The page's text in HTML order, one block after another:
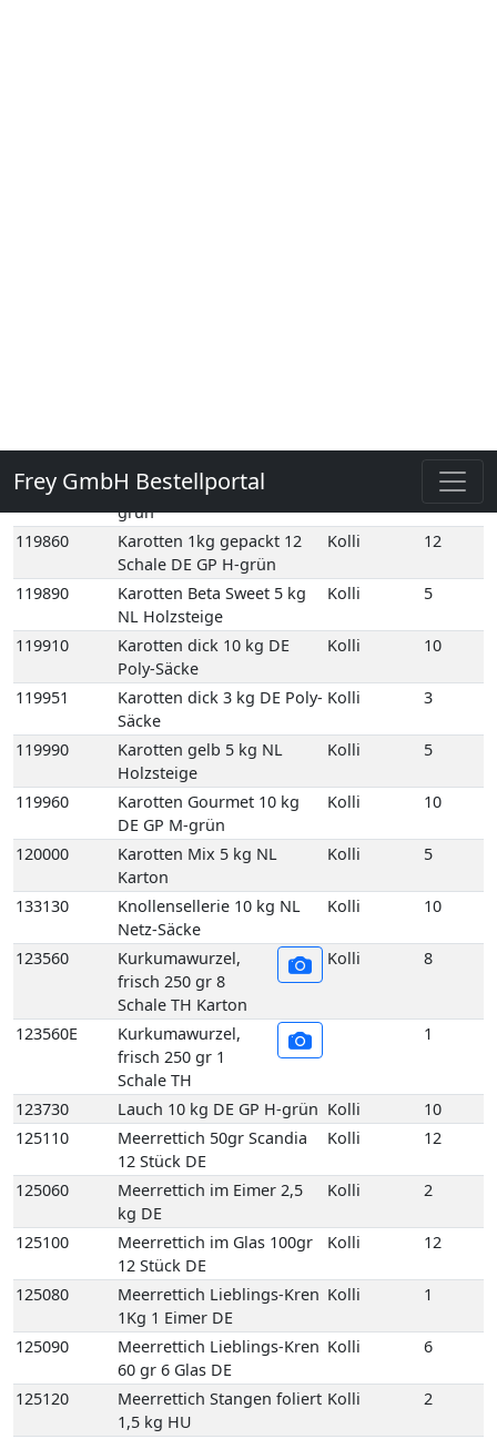
119780
Karotten 12,5 kg DE GP M-
grün
12
119860
Karotten 1kg gepackt 12
Schale DE GP H-grün
Kolli 12
119890
Karotten Beta Sweet 5 kg
NL Holzsteige
Kolli 5
119910
Karotten dick 10 kg DE
Poly-Säcke
Kolli 10
119951
Karotten dick 3 kg DE Poly-
Säcke
Kolli 3
119990
Karotten gelb 5 kg NL
Holzsteige
Kolli 5
119960
Karotten Gourmet 10 kg
DE GP M-grün
Kolli 10
120000
Karotten Mix 5 kg NL
Karton
Kolli 5
133130
Knollensellerie 10 kg NL
Netz-Säcke
Kolli 10
123560
Kurkumawurzel,
frisch 250 gr 8
Schale TH Karton
Kolli 8
123560E
Kurkumawurzel,
frisch 250 gr 1
Schale TH
1
123730 Lauch 10 kg DE GP H-grün Kolli
10
125110
Meerrettich 50gr Scandia
12 Stück DE
Kolli 12
125060
Meerrettich im Eimer 2,5
kg DE
Kolli 2
125100
Meerrettich im Glas 100gr
12 Stück DE
Kolli 12
125080
Meerrettich Lieblings-Kren
1Kg 1 Eimer DE
Kolli 1
125090
Meerrettich Lieblings-Kren
60 gr 6 Glas DE
Kolli 6
125120
Meerrettich Stangen foliert
1,5 kg HU
Kolli 2